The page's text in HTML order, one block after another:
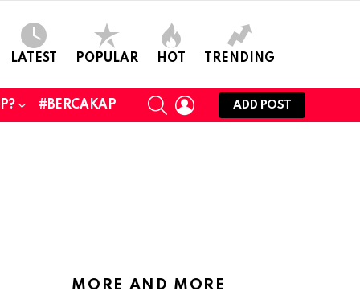
LATEST POPULAR HOT TRENDING
#BERCAKAP
SEARCHLOGIN
ADD POST
MORE AND MORE